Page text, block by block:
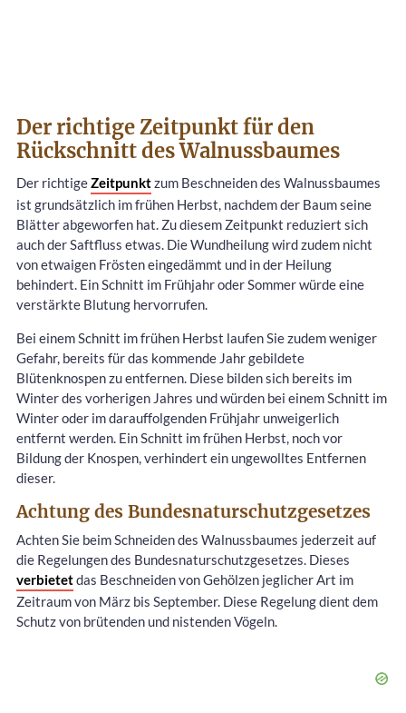
Der richtige Zeitpunkt für den
Rückschnitt des Walnussbaumes
Der richtigeZeitpunktzum Beschneiden des Walnussbaumes
ist grundsätzlich im frühen Herbst, nachdem der Baum seine
Blätter abgeworfen hat. Zu diesem Zeitpunkt reduziert sich
auch der Saftfluss etwas. Die Wundheilung wird zudem nicht
von etwaigen Frösten eingedämmt und in der Heilung
behindert. Ein Schnitt im Frühjahr oder Sommer würde eine
verstärkte Blutung hervorrufen.
Bei einem Schnitt im frühen Herbst laufen Sie zudem weniger
Gefahr, bereits für das kommende Jahr gebildete
Blütenknospen zu entfernen. Diese bilden sich bereits im
Winter des vorherigen Jahres und würden bei einem Schnitt im
Winter oder im darauffolgenden Frühjahr unweigerlich
entfernt werden. Ein Schnitt im frühen Herbst, noch vor
Bildung der Knospen, verhindert ein ungewolltes Entfernen
dieser.
Achtung des Bundesnaturschutzgesetzes
Achten Sie beim Schneiden des Walnussbaumes jederzeit auf
die Regelungen des Bundesnaturschutzgesetzes. Dieses
verbietetdas Beschneiden von Gehölzen jeglicher Art im
Zeitraum von März bis September. Diese Regelung dient dem
Schutz von brütenden und nistenden Vögeln.